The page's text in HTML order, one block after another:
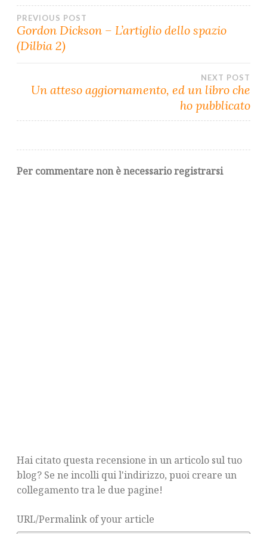
Navigazione
articoli
PREVIOUS POST
Gordon Dickson – L’artiglio dello spazio
(Dilbia 2)
NEXT POST
Un atteso aggiornamento, ed un libro che
ho pubblicato
Per commentare non è necessario registrarsi
Hai citato questa recensione in un articolo sul tuo
blog? Se ne incolli qui l'indirizzo, puoi creare un
collegamento tra le due pagine!
URL/Permalink of your article